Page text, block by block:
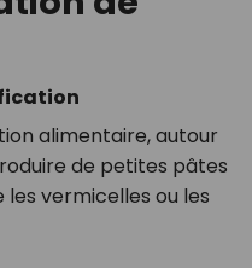
alimentaire, autour
de petites pâtes
vermicelles ou les